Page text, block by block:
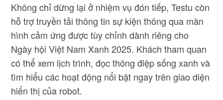
Không chỉ dừng lại ở nhiệm vụ đón tiếp, Testu còn
hỗ trợ truyền tải thông tin sự kiện thông qua màn
hình cảm ứng được tùy chỉnh dành riêng cho
Ngày hội Việt Nam Xanh 2025. Khách tham quan
có thể xem lịch trình, đọc thông điệp sống xanh và
tìm hiểu các hoạt động nổi bật ngay trên giao diện
hiển thị của robot.